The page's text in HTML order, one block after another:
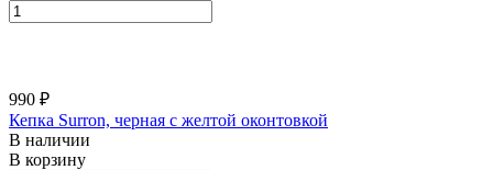
990 ₽
Кепка Surron, черная с желтой оконтовкой
В наличии
В корзину